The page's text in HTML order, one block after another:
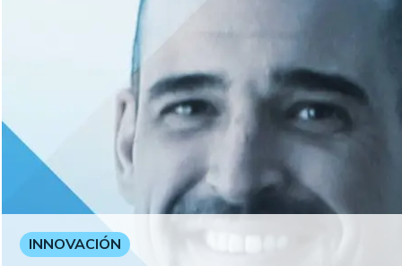
INNOVACIÓN